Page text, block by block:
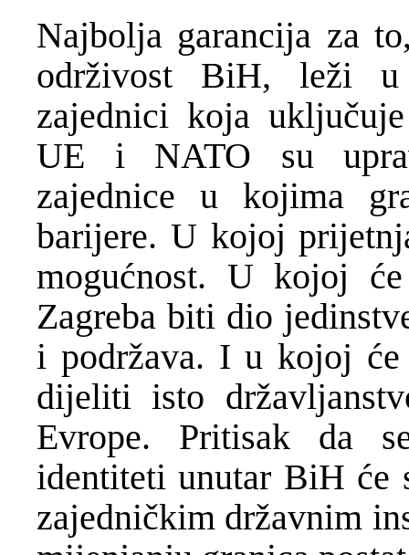
Najbolja garancija za
održivost BiH, leži
zajednici koja
UE i NATO su
zajednice u kojima
barijere. U kojoj
mogućnost. U kojoj
Zagreba biti dio
i podržava. I u kojoj
dijeliti isto
Evrope. Pritisak da
identiteti unutar BiH će
zajedničkim državnim